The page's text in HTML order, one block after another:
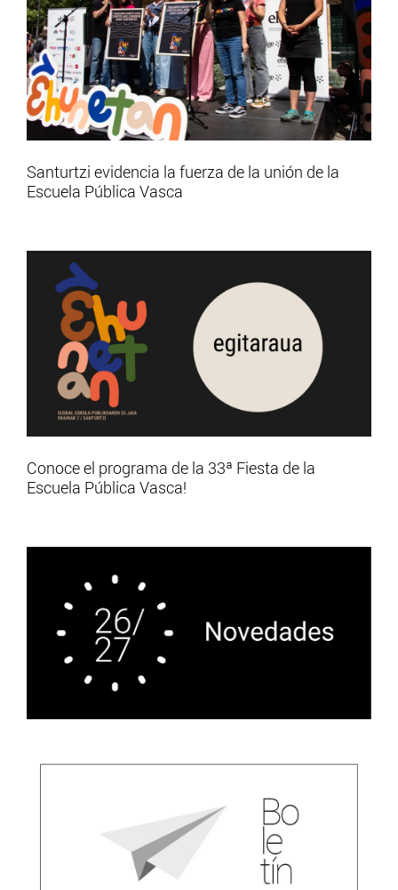
Santurtzi evidencia la fuerza de la unión de la
Escuela Pública Vasca
Conoce el programa de la 33ª Fiesta de la
Escuela Pública Vasca!